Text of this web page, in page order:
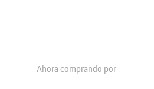
Ahora comprando por